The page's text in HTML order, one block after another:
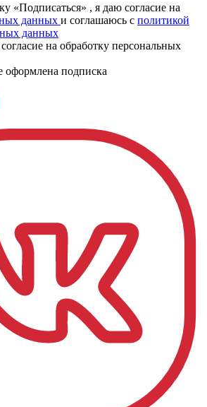
«Подписаться» , я даю согласие на
данных и соглашаюсь c политикой
данных
на обработку персональных
подписка